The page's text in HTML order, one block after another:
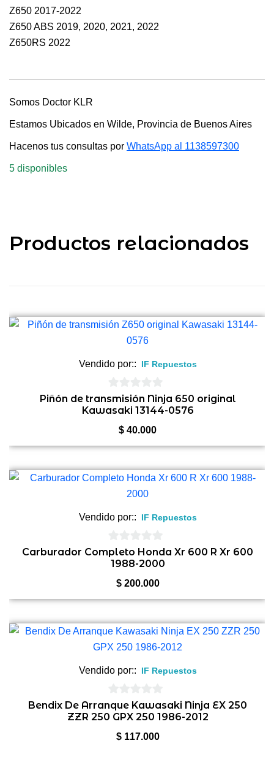
Z650 2017-2022
Z650 ABS 2019, 2020, 2021, 2022
Z650RS 2022
Somos Doctor KLR
Estamos Ubicados en Wilde, Provincia de Buenos Aires
Hacenos tus consultas por WhatsApp al 1138597300
5 disponibles
Productos relacionados
Vendido por:: IF Repuestos
0
de
Piñón de transmisión Ninja 650 original
Kawasaki 13144-0576
$ 40.000
Vendido por:: IF Repuestos
0
de
Carburador Completo Honda Xr 600 R Xr 600
1988-2000
$200.000
Vendido por:: IF Repuestos
0
de
Bendix De Arranque Kawasaki Ninja EX 250
ZZR 250 GPX 250 1986-2012
$117.000